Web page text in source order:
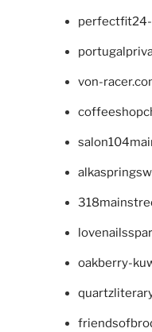
von-
oakberry-